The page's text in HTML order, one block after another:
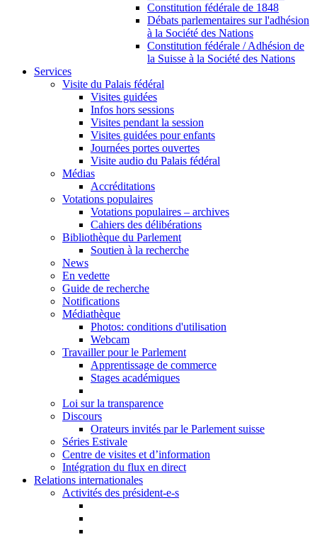
Constitution fédérale de 1848
Débats parlementaires sur l'adhésion
à la Société des Nations
Constitution fédérale / Adhésion de
la Suisse à la Société des Nations
Services
Visite du Palais fédéral
Visites guidées
Infos hors sessions
Visites pendant la session
Visites guidées pour enfants
Journées portes ouvertes
Visite audio du Palais fédéral
Médias
Accréditations
Votations populaires
Votations populaires – archives
Cahiers des délibérations
Bibliothèque du Parlement
Soutien à la recherche
News
En vedette
Guide de recherche
Notifications
Médiathèque
Photos: conditions d'utilisation
Webcam
Travailler pour le Parlement
Apprentissage de commerce
Stages académiques
Loi sur la transparence
Discours
Orateurs invités par le Parlement suisse
Séries Estivale
Centre de visites et d’information
Intégration du flux en direct
Relations internationales
Activités des président-e-s